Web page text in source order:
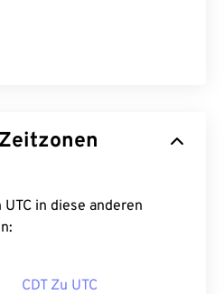
in diese anderen
CDT Zu UTC